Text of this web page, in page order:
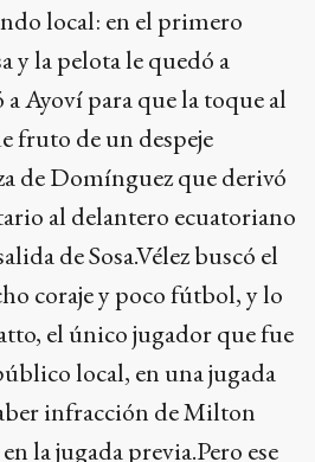
local: en el primero
y la pelota le quedó a
Ayoví para que la toque al
fruto de un despeje
de Domínguez que derivó
al delantero ecuatoriano
de Sosa.Vélez buscó el
coraje y poco fútbol, y lo
el único jugador que fue
local, en una jugada
infracción de Milton
la jugada previa.Pero ese